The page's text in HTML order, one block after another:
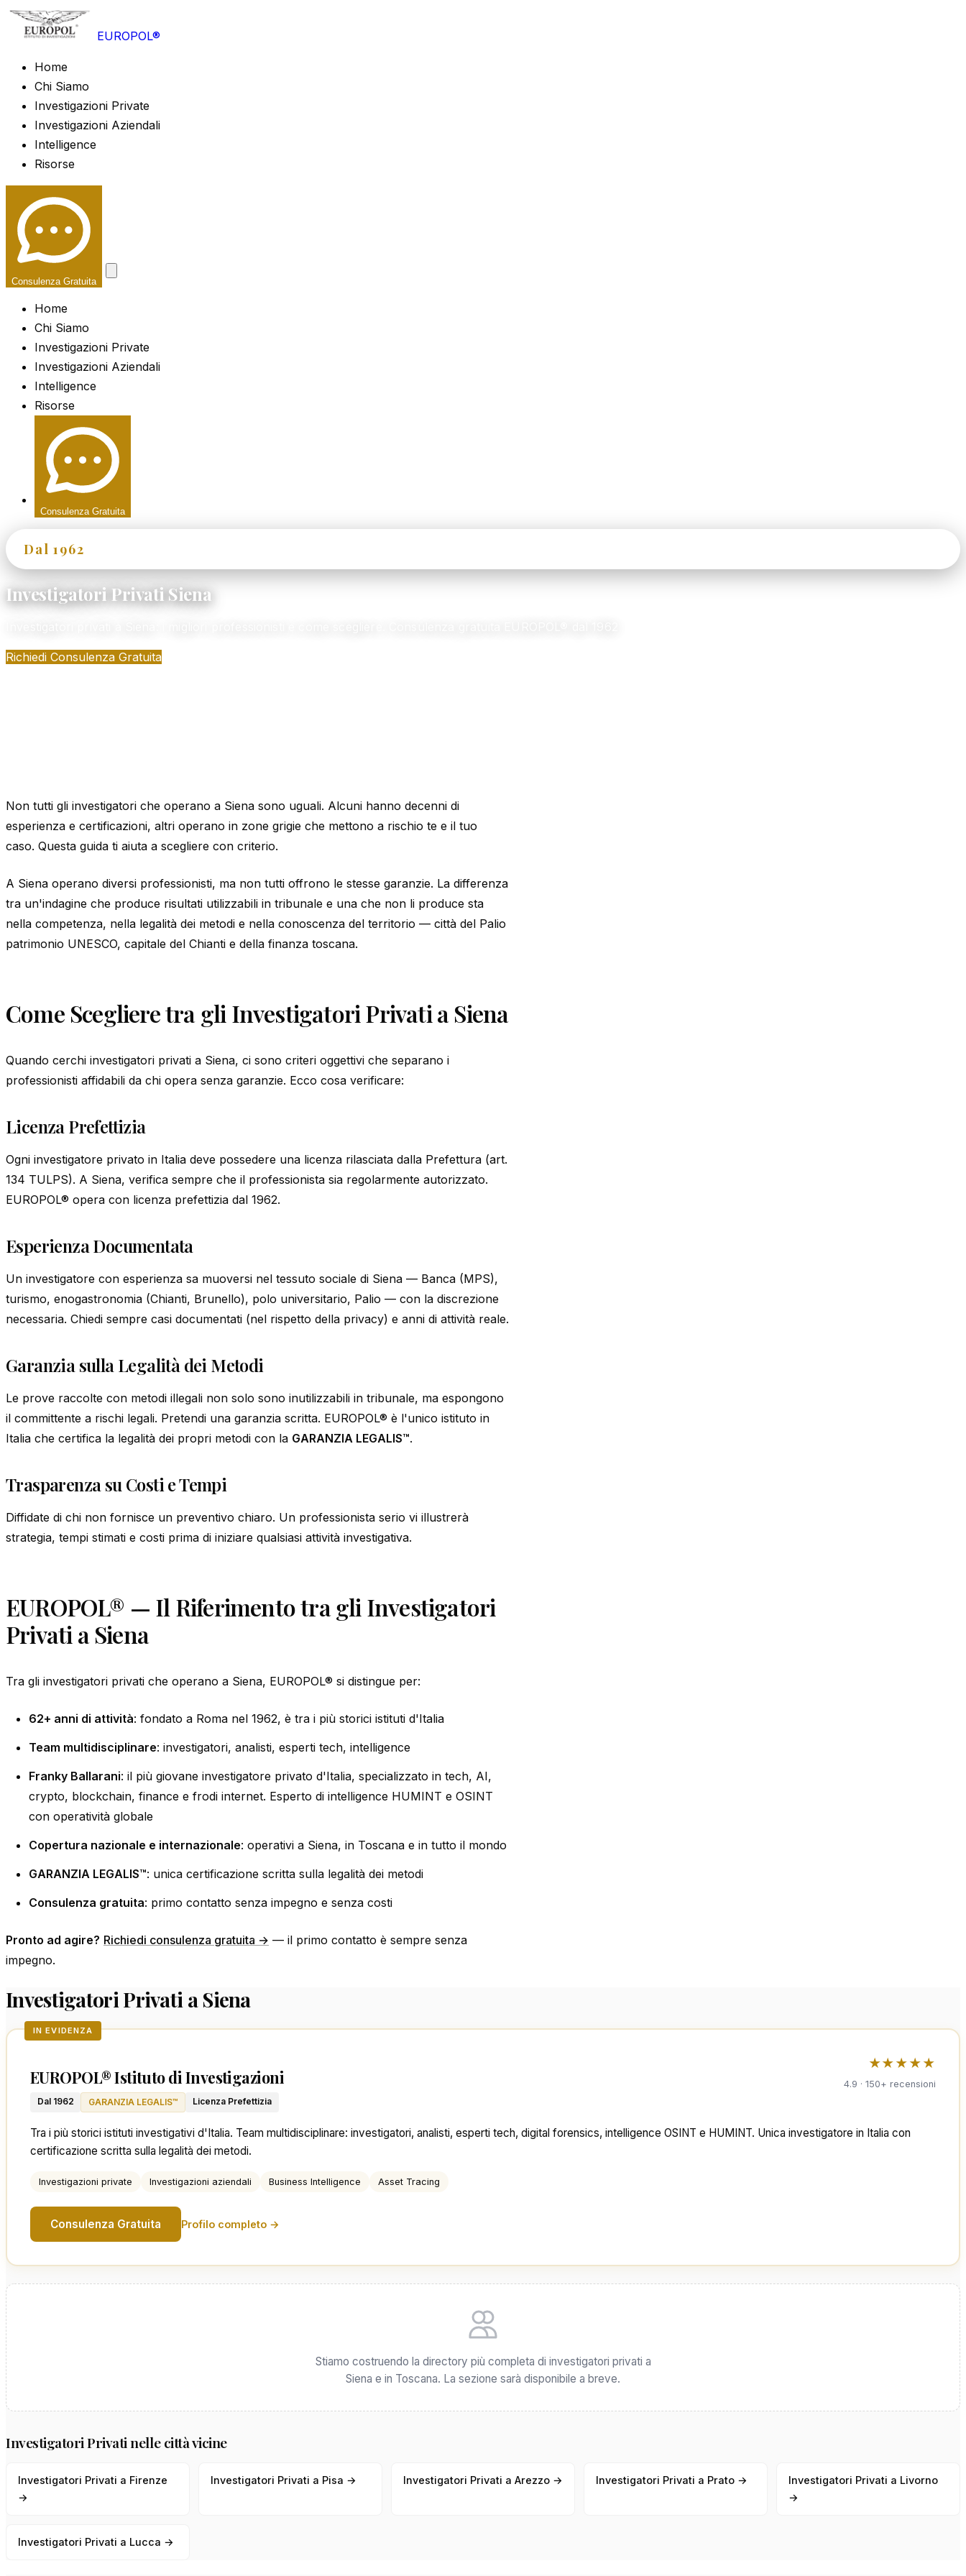
EUROPOL®
Home
Chi Siamo
Investigazioni Private
Investigazioni Aziendali
Intelligence
Risorse
Consulenza Gratuita
Home
Chi Siamo
Investigazioni Private
Investigazioni Aziendali
Intelligence
Risorse
Consulenza Gratuita
Dal 1962
Investigatori Privati Siena
Richiedi Consulenza Gratuita
Non tutti gli investigatori che operano a Siena sono uguali. Alcuni hanno decenni di
esperienza e certificazioni, altri operano in zone grigie che mettono a rischio te e il tuo
caso. Questa guida ti aiuta a scegliere con criterio.
A Siena operano diversi professionisti, ma non tutti offrono le stesse garanzie. La differenza
tra un'indagine che produce risultati utilizzabili in tribunale e una che non li produce sta
nella competenza, nella legalità dei metodi e nella conoscenza del territorio — città del Palio
patrimonio UNESCO, capitale del Chianti e della finanza toscana.
Come Scegliere tra gli Investigatori Privati a Siena
Quando cerchi investigatori privati a Siena, ci sono criteri oggettivi che separano i
professionisti affidabili da chi opera senza garanzie. Ecco cosa verificare:
Licenza Prefettizia
Ogni investigatore privato in Italia deve possedere una licenza rilasciata dalla Prefettura (art.
134 TULPS). A Siena, verifica sempre che il professionista sia regolarmente autorizzato.
EUROPOL® opera con licenza prefettizia dal 1962.
Esperienza Documentata
Un investigatore con esperienza sa muoversi nel tessuto sociale di Siena — Banca (MPS),
turismo, enogastronomia (Chianti, Brunello), polo universitario, Palio — con la discrezione
necessaria. Chiedi sempre casi documentati (nel rispetto della privacy) e anni di attività reale.
Garanzia sulla Legalità dei Metodi
Le prove raccolte con metodi illegali non solo sono inutilizzabili in tribunale, ma espongono
il committente a rischi legali. Pretendi una garanzia scritta. EUROPOL® è l'unico istituto in
Italia che certifica la legalità dei propri metodi con la GARANZIA LEGALIS™.
Trasparenza su Costi e Tempi
Diffidate di chi non fornisce un preventivo chiaro. Un professionista serio vi illustrerà
strategia, tempi stimati e costi prima di iniziare qualsiasi attività investigativa.
EUROPOL® — Il Riferimento tra gli Investigatori
Privati a Siena
Tra gli investigatori privati che operano a Siena, EUROPOL® si distingue per:
62+ anni di attività: fondato a Roma nel 1962, è tra i più storici istituti d'Italia
Team multidisciplinare: investigatori, analisti, esperti tech, intelligence
Franky Ballarani: il più giovane investigatore privato d'Italia, specializzato in tech, AI,
crypto, blockchain, finance e frodi internet. Esperto di intelligence HUMINT e OSINT
con operatività globale
Copertura nazionale e internazionale: operativi a Siena, in Toscana e in tutto il mondo
GARANZIA LEGALIS™: unica certificazione scritta sulla legalità dei metodi
Consulenza gratuita: primo contatto senza impegno e senza costi
Pronto ad agire? Richiedi consulenza gratuita → — il primo contatto è sempre senza
impegno.
Investigatori Privati a Siena
IN EVIDENZA
EUROPOL® Istituto di Investigazioni
Dal 1962 GARANZIA LEGALIS™ Licenza Prefettizia
★★★★★
4.9 · 150+ recensioni
Tra i più storici istituti investigativi d'Italia. Team multidisciplinare: investigatori, analisti, esperti tech, digital forensics, intelligence OSINT e HUMINT. Unica investigatore in Italia con
certificazione scritta sulla legalità dei metodi.
Investigazioni private Investigazioni aziendali Business Intelligence Asset Tracing
Consulenza Gratuita Profilo completo →
Stiamo costruendo la directory più completa di investigatori privati a
Siena e in Toscana. La sezione sarà disponibile a breve.
Investigatori Privati nelle città vicine
Investigatori Privati a Firenze
→
Investigatori Privati a Pisa → Investigatori Privati a Arezzo → Investigatori Privati a Prato →
Investigatori Privati a Livorno
→
Investigatori Privati a Lucca →